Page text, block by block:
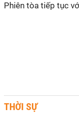
Phiên tòa tiếp tục
THỜI SỰ